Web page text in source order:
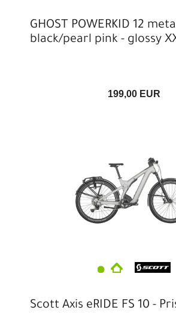
GHOST POWERKID 12
black/pearl pink - glossy
199,00 EUR
Scott Axis eRIDE FS 10 -